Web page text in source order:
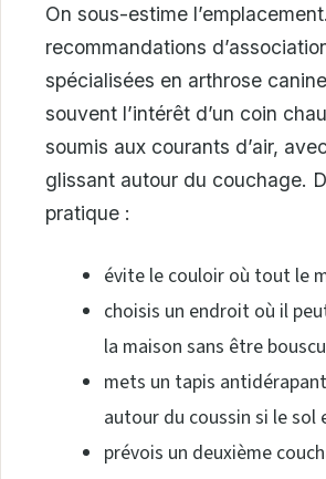
On sous-estime
recommandations
spécialisées en arthrose
souvent l’intérêt d’un coin
soumis aux courants d’air,
glissant autour du couchage.
pratique :
évite le couloir où tout le
choisis un endroit où il
la maison sans être
mets un tapis
autour du coussin si le sol
prévois un deuxième